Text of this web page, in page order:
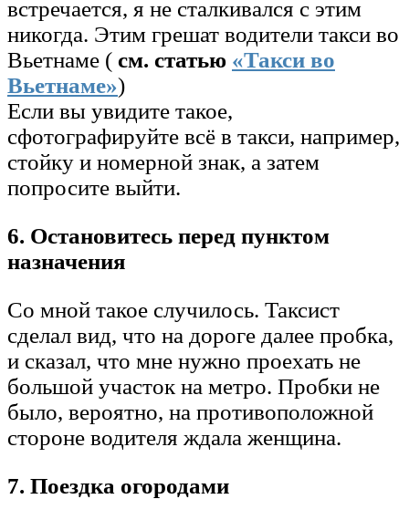
встречается, я не сталкивался с этим
никогда. Этим грешат водители такси во
Вьетнаме ( см. статью «Такси во
Вьетнаме»)
Если вы увидите такое,
сфотографируйте всё в такси, например,
стойку и номерной знак, а затем
попросите выйти.
6. Остановитесь перед пунктом
назначения
Со мной такое случилось. Таксист
сделал вид, что на дороге далее пробка,
и сказал, что мне нужно проехать не
большой участок на метро. Пробки не
было, вероятно, на противоположной
стороне водителя ждала женщина.
7. Поездка огородами